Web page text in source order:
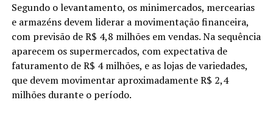
Segundo o levantamento, os minimercados, mercearias
e armazéns devem liderar a movimentação financeira,
com previsão de R$ 4,8 milhões em vendas. Na sequência
aparecem os supermercados, com expectativa de
faturamento de R$ 4 milhões, e as lojas de variedades,
que devem movimentar aproximadamente R$ 2,4
milhões durante o período.